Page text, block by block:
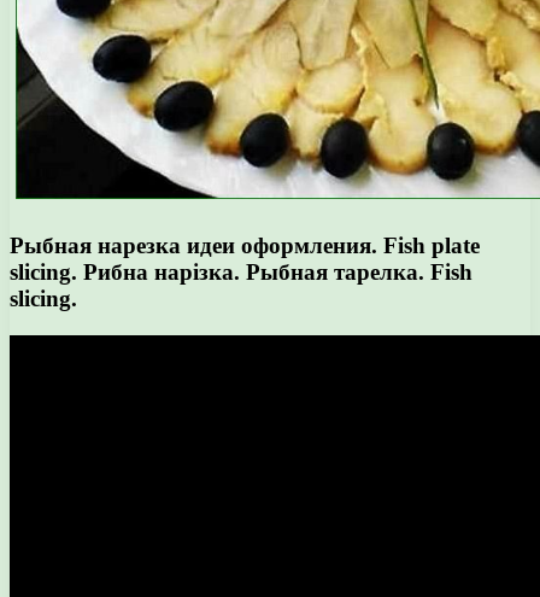
Рыбная нарезка идеи оформления. Fish plate
slicing. Рибна нарізка. Рыбная тарелка. Fish
slicing.